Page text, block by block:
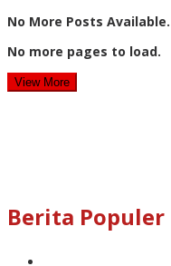
No More Posts Available.
No more pages to load.
View More
Berita Populer